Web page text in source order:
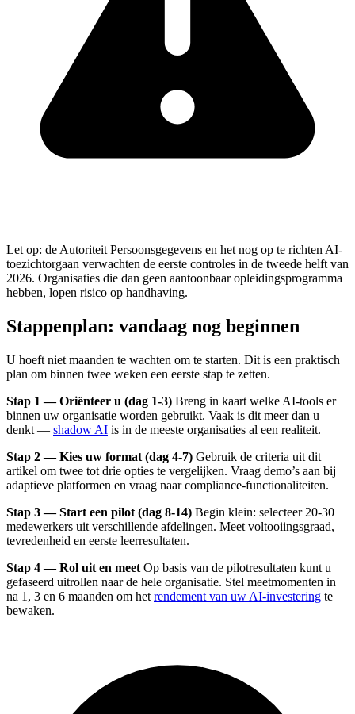
Let op: de Autoriteit Persoonsgegevens en het nog op te richten AI-
toezichtorgaan verwachten de eerste controles in de tweede helft van
2026. Organisaties die dan geen aantoonbaar opleidingsprogramma
hebben, lopen risico op handhaving.
Stappenplan: vandaag nog beginnen
U hoeft niet maanden te wachten om te starten. Dit is een praktisch
plan om binnen twee weken een eerste stap te zetten.
Stap 1 — Oriënteer u (dag 1-3) Breng in kaart welke AI-tools er
binnen uw organisatie worden gebruikt. Vaak is dit meer dan u
denkt — shadow AI is in de meeste organisaties al een realiteit.
Stap 2 — Kies uw format (dag 4-7) Gebruik de criteria uit dit
artikel om twee tot drie opties te vergelijken. Vraag demo’s aan bij
adaptieve platformen en vraag naar compliance-functionaliteiten.
Stap 3 — Start een pilot (dag 8-14) Begin klein: selecteer 20-30
medewerkers uit verschillende afdelingen. Meet voltooiingsgraad,
tevredenheid en eerste leerresultaten.
Stap 4 — Rol uit en meet Op basis van de pilotresultaten kunt u
gefaseerd uitrollen naar de hele organisatie. Stel meetmomenten in
na 1, 3 en 6 maanden om het rendement van uw AI-investering te
bewaken.